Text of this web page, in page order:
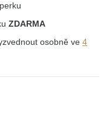
ZDARMA
osobně ve 4